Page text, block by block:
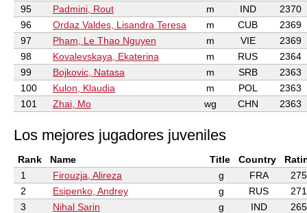
95
Padmini, Rout m IND
2370
96
Ordaz Valdes, Lisandra Teresa m CUB
2369
97
Pham, Le Thao Nguyen m VIE
2369
98
Kovalevskaya, Ekaterina m RUS
2364
99
Bojkovic, Natasa m SRB
2363
100
Kulon, Klaudia m POL
2363
101
Zhai, Mo wg CHN 2363
Los mejores jugadores juveniles
Rank Name Title Country
1
Firouzja, Alireza g FRA
2
Esipenko, Andrey g RUS
3
Nihal Sarin g IND